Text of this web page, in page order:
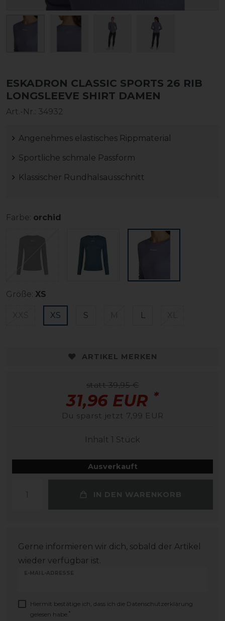
ESKADRON CLASSIC SPORTS 26 RIB
LONGSLEEVE SHIRT DAMEN
Art.-Nr.: 34932
Angenehmes elastisches Rippmaterial
Sportliche schmale Passform
Klassischer Rundhalsausschnitt
Farbe: orchid
Größe: XS
XS S L
ARTIKEL MERKEN
statt 39,95 €
31,96 EUR *
Du sparst jetzt 7,99 EUR
Inhalt 1 Stück
Ausverkauft
IN DEN WARENKORB
Gerne informieren wir dich, sobald der Artikel
wieder verfügbar ist.
E-MAIL-ADRESSE
Hiermit bestätige ich, dass ich die Daten­schutz­erklärung
gelesen habe. *